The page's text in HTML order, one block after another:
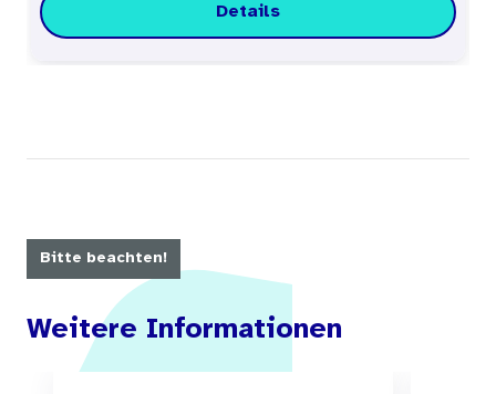
Details
Bitte beachten!
Weitere Informationen